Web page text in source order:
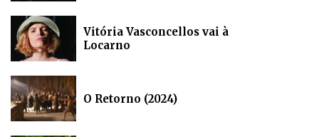
Vitória Vasconcellos vai à
Locarno
O Retorno (2024)